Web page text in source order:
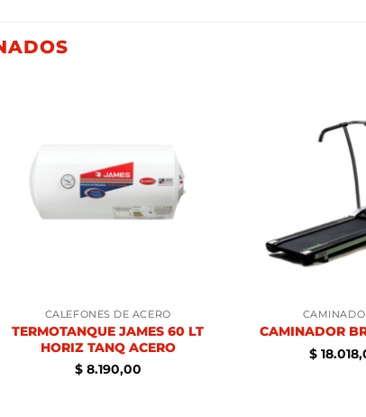
CALEFONES DE ACERO
TERMOTANQUE JAMES 60 LT
HORIZ TANQ ACERO
$8.190,00
CAMINADOR
$